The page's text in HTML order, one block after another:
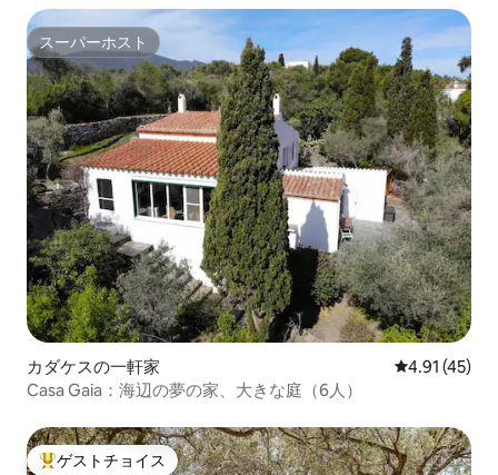
スーパーホスト
スーパーホスト
カダケスの一軒家 レビュー45
4.91 (45)
Casa Gaia：海辺の夢の家、大きな庭（6人）
大好評のゲストチョイスです。
ゲストチョイス